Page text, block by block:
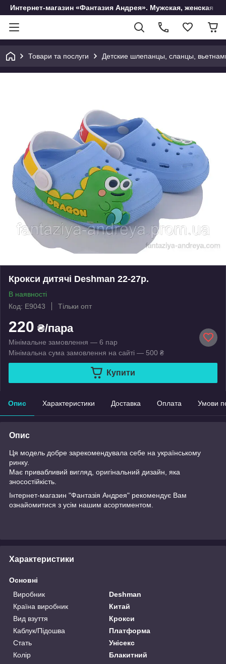
Интернет-магазин «Фантазия Андрея». Мужская, женская и
Товари та послуги Детские шлепанцы, сланцы,
Крокси дитячі Deshman 22-27р.
В наявності
Код: E9043
Тільки опт
220 ₴/пара
Мінімальне замовлення — 6 пар
Мінімальна сума замовлення на сайті — 500 ₴
Купити
Опис Характеристики Доставка Оплата Умови
Опис
Ця модель добре зарекомендувала себе на українському
ринку.
Має привабливий вигляд, оригінальний дизайн, яка
зносостійкість.
Інтернет-магазин "Фантазія Андрея" рекомендує Вам
ознайомитися з усім нашим асортиментом.
Характеристики
Основні
Виробник
Deshman
Країна виробник
Китай
Вид взуття
Крокси
Каблук/Підошва
Платформа
Стать
Унісекс
Колір
Блакитний